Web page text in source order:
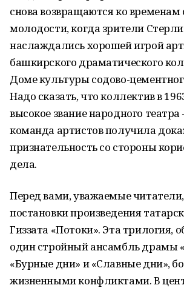
снова возвращаются ко временам
молодости, когда зрители
наслаждались хорошей игрой
башкирского драматического
Доме культуры содово-
Надо сказать, что коллектив в
высокое звание народного
команда артистов получила
признательность со стороны
дела.
Перед вами, уважаемые
постановки произведения
Гиззата «Потоки». Эта трилогия,
один стройный ансамбль драмы
«Бурные дни» и «Славные дни»,
жизненными конфликтами. В